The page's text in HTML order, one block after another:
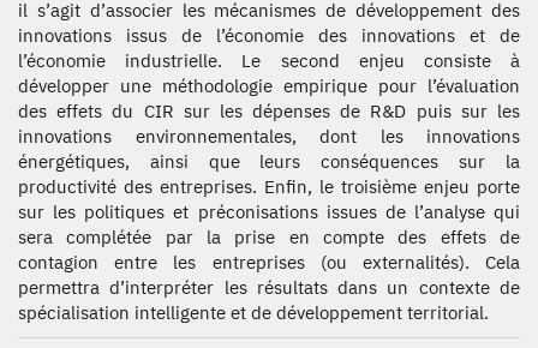
il s’agit d’associer les mécanismes de développement des
innovations issus de l’économie des innovations et de
l’économie industrielle. Le second enjeu consiste à
développer une méthodologie empirique pour l’évaluation
des effets du CIR sur les dépenses de R&D puis sur les
innovations environnementales, dont les innovations
énergétiques, ainsi que leurs conséquences sur la
productivité des entreprises. Enfin, le troisième enjeu porte
sur les politiques et préconisations issues de l’analyse qui
sera complétée par la prise en compte des effets de
contagion entre les entreprises (ou externalités). Cela
permettra d’interpréter les résultats dans un contexte de
spécialisation intelligente et de développement territorial.